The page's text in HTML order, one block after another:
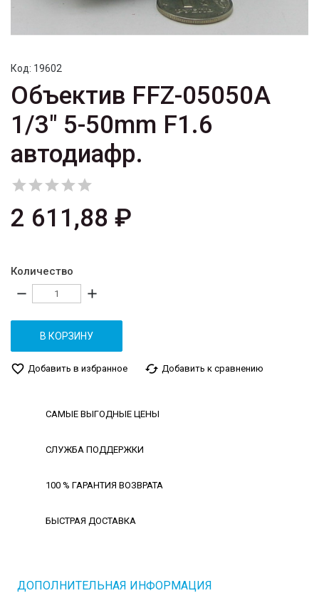
Код: 19602
Объектив FFZ-05050A
1/3" 5-50mm F1.6
автодиафр.

2 611,88 ₽
Количество
remove add
В КОРЗИНУ
favorite_border Добавить в избранное cached Добавить к сравнению
САМЫЕ ВЫГОДНЫЕ ЦЕНЫ
СЛУЖБА ПОДДЕРЖКИ
100 % ГАРАНТИЯ ВОЗВРАТА
БЫСТРАЯ ДОСТАВКА
ДОПОЛНИТЕЛЬНАЯ ИНФОРМАЦИЯ